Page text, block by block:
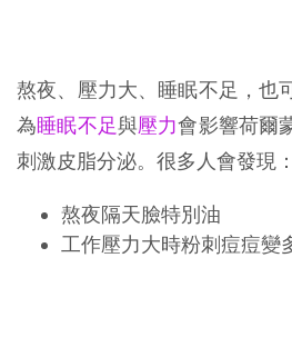
熬夜、壓力大、睡眠不足，也
為睡眠不足與壓力會影響荷爾
刺激皮脂分泌。很多人會發現：
熬夜隔天臉特別油
工作壓力大時粉刺痘痘變